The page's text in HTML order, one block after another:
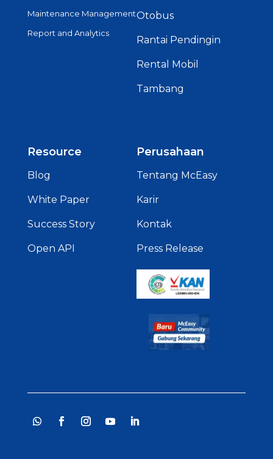
Maintenance Management
Report and Analytics
Otobus
Rantai Pendingin
Rental Mobil
Tambang
Resource
Blog
White Paper
Success Story
Open API
Perusahaan
Tentang McEasy
Karir
Kontak
Press Release